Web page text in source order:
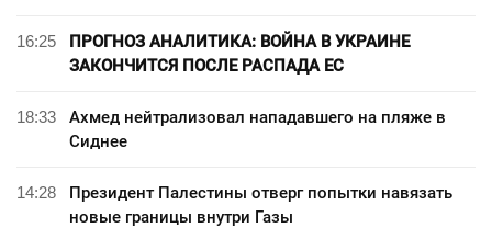
16:25
ПРОГНОЗ АНАЛИТИКА: ВОЙНА В УКРАИНЕ
ЗАКОНЧИТСЯ ПОСЛЕ РАСПАДА ЕС
18:33
Ахмед нейтрализовал нападавшего на пляже в
Сиднее
14:28
Президент Палестины отверг попытки навязать
новые границы внутри Газы